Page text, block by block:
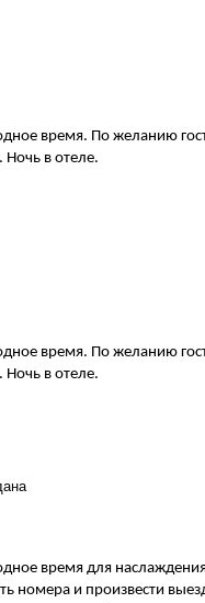
время. По желанию
Ночь в отеле.
время. По желанию
Ночь в отеле.
время для
номера и произвести